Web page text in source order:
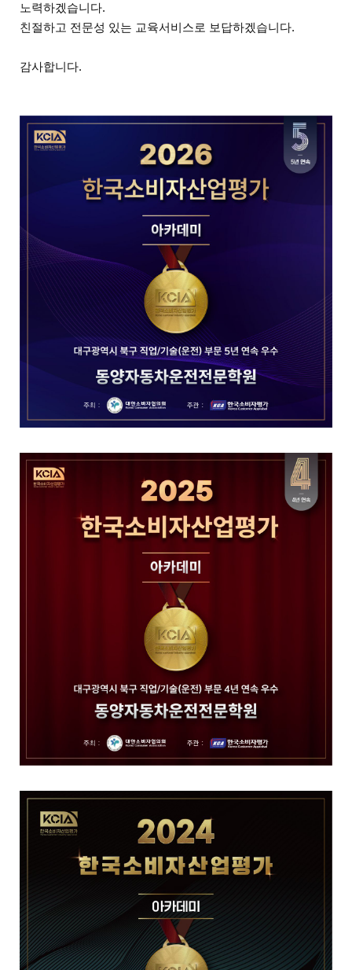
노력하겠습니다.
친절하고 전문성 있는 교육서비스로 보답하겠습니다.
감사합니다.